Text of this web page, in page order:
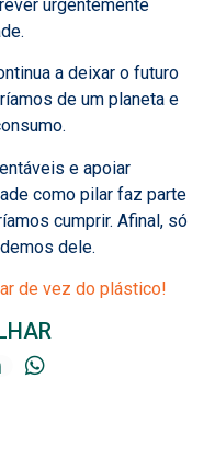
urgentemente
a deixar o futuro
de um planeta e
e apoiar
como pilar faz parte
cumprir. Afinal, só
dele.
de vez do plástico!